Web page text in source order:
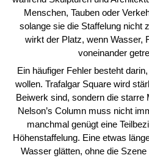
Menschen, Tauben oder
solange sie die Staffelung nicht
wirkt der Platz, wenn Wasser,
voneinander
Ein häufiger Fehler besteht
wollen. Trafalgar Square wird
Beiwerk sind, sondern die starre
Nelson’s Column muss nicht
manchmal genügt eine
Höhenstaffelung. Eine etwas
Wasser glätten, ohne die